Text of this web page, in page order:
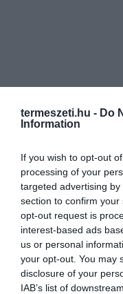
termeszeti.hu - Do
Information
If you wish to opt-out
processing of your
targeted advertising
section to confirm
opt-out request is
interest-based ads
us or personal
your opt-out. You may
disclosure of your
IAB’s list of